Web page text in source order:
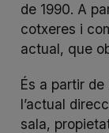
de 1990. A
cotxeres i
actual, que
És a partir
l’actual
sala,